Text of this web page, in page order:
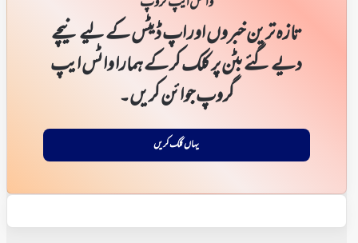
تازہ ترین خبروں اور اپ ڈیٹس کے لیے نیچے
دیے گئے بٹن پر کلک کر کے ہمارا واٹس ایپ
گروپ جوائن کریں۔
یہاں کلک کریں